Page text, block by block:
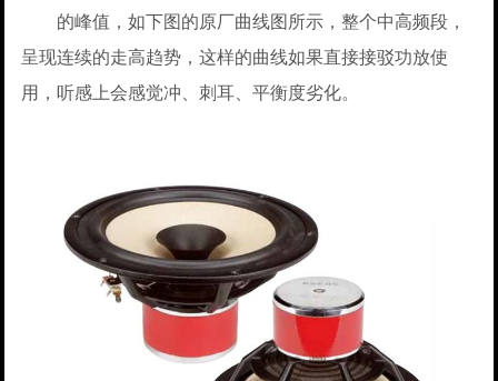
的峰值，如下图的原厂曲线图所示，整个中高频段，
呈现连续的走高趋势，这样的曲线如果直接接驳功放使
用，听感上会感觉冲、刺耳、平衡度劣化。